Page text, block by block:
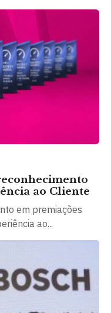
ao Cliente
em premiações
ao...